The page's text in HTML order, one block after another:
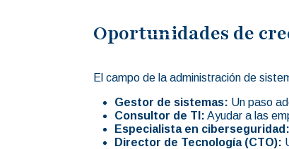
Oportunidades de
El campo de la administración de
Gestor de sistemas: Un paso
Consultor de TI: Ayudar a las
Especialista en ciberseguridad:
Director de Tecnología (CTO):